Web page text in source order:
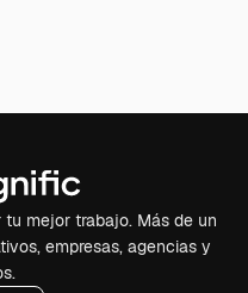
mejor trabajo. Más de un
empresas, agencias y